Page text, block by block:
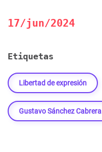
17/jun/2024
Etiquetas
Libertad de expresión
Gustavo Sánchez Cabrera